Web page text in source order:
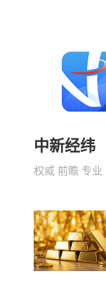
中新经纬
权威 前瞻 专业